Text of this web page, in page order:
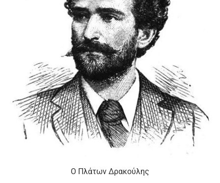
Ο Πλάτων Δρακούλης